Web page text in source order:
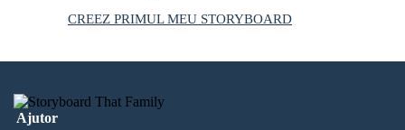
CREEZ PRIMUL MEU STORYBOARD
Ajutor